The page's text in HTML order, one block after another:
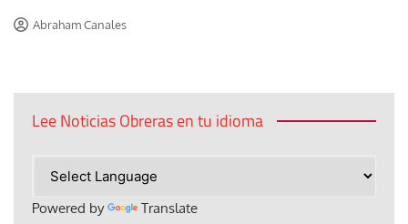
Abraham Canales
Lee Noticias Obreras en tu idioma
Powered by Translate